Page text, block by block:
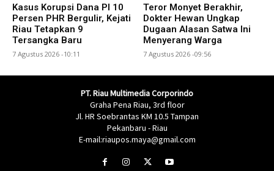
Kasus Korupsi Dana PI 10
Persen PHR Bergulir, Kejati
Riau Tetapkan 9
Tersangka Baru
7 Agustus 2026 -10:11
Teror Monyet Berakhir,
Dokter Hewan Ungkap
Dugaan Alasan Satwa Ini
Menyerang Warga
7 Agustus 2026 -09:56
PT. Riau Multimedia Corporindo
Graha Pena Riau, 3rd floor
Jl. HR Soebrantas KM 10.5 Tampan
Pekanbaru - Riau
E-mail:riaupos.maya@gmail.com